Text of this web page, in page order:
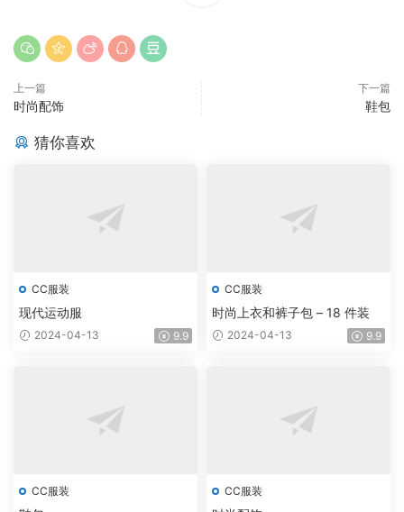
上一篇
时尚配饰
下一篇
鞋包
猜你喜欢
CC服装
现代运动服
2024-04-13 9.9
CC服装
时尚上衣和裤子包 – 18 件装
2024-04-13 9.9
CC服装 CC服装